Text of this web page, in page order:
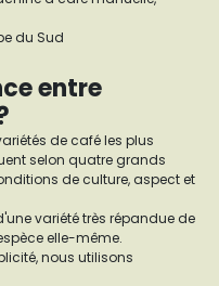
du Sud
entre
de café les plus
selon quatre grands
de culture, aspect et
variété très répandue de
elle-même.
nous utilisons